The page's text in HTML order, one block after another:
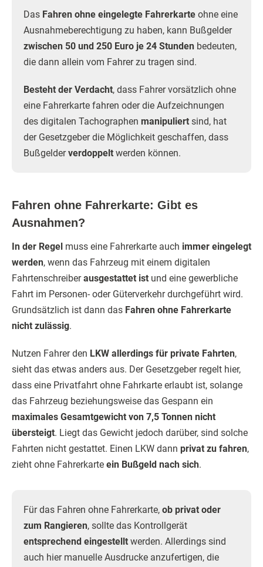
Das Fahren ohne eingelegte Fahrerkarte ohne eine
Ausnahmeberechtigung zu haben, kann Bußgelder
zwischen 50 und 250 Euro je 24 Stunden bedeuten,
die dann allein vom Fahrer zu tragen sind.
Besteht der Verdacht, dass Fahrer vorsätzlich ohne
eine Fahrerkarte fahren oder die Aufzeichnungen
des digitalen Tachographen manipuliert sind, hat
der Gesetzgeber die Möglichkeit geschaffen, dass
Bußgelderverdoppelt werden können.
Fahren ohne Fahrerkarte: Gibt es
Ausnahmen?
In der Regel muss eine Fahrerkarte auch immer eingelegt
werden, wenn das Fahrzeug mit einem digitalen
Fahrtenschreiberausgestattet ist und eine gewerbliche
Fahrt im Personen- oder Güterverkehr durchgeführt wird.
Grundsätzlich ist dann das Fahren ohne Fahrerkarte
nicht zulässig.
Nutzen Fahrer den LKW allerdings für private Fahrten,
sieht das etwas anders aus. Der Gesetzgeber regelt hier,
dass eine Privatfahrt ohne Fahrkarte erlaubt ist, solange
das Fahrzeug beziehungsweise das Gespann ein
maximales Gesamtgewicht von 7,5 Tonnen nicht
übersteigt. Liegt das Gewicht jedoch darüber, sind solche
Fahrten nicht gestattet. Einen LKW dann privat zu fahren,
zieht ohne Fahrerkarte ein Bußgeld nach sich.
Für das Fahren ohne Fahrerkarte, ob privat oder
zum Rangieren, sollte das Kontrollgerät
entsprechend eingestellt werden. Allerdings sind
auch hier manuelle Ausdrucke anzufertigen, die